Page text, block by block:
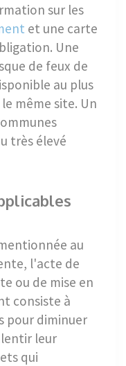
sur les
et une carte
Une
de feux de
au plus
même site. Un
très élevé
au
l'acte de
ou de mise en
consiste à
pour diminuer
leur
qui